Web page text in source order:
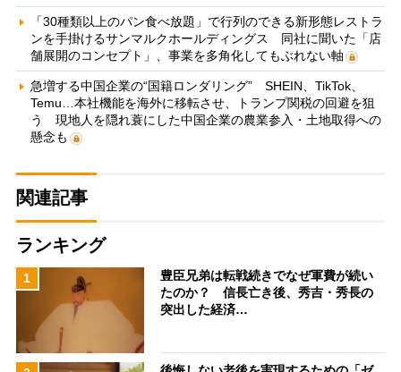
「30種類以上のパン食べ放題」で行列のできる新形態レストラ
ンを手掛けるサンマルクホールディングス 同社に聞いた「店
舗展開のコンセプト」、事業を多角化してもぶれない軸
急増する中国企業の“国籍ロンダリング” SHEIN、TikTok、
Temu…本社機能を海外に移転させ、トランプ関税の回避を狙
う 現地人を隠れ蓑にした中国企業の農業参入・土地取得への
懸念も
関連記事
ランキング
1
豊臣兄弟は転戦続きでなぜ軍費が続い
たのか？ 信長亡き後、秀吉・秀長の
突出した経済…